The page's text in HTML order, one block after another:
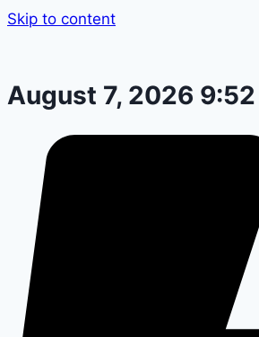
Skip to content
August 7, 2026